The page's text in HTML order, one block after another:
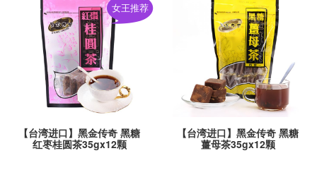
【台湾进口】黑金传奇 黑糖
红枣桂圆茶35gx12颗
女王推荐
【台湾进口】黑金传奇 黑糖
薑母茶35gx12颗